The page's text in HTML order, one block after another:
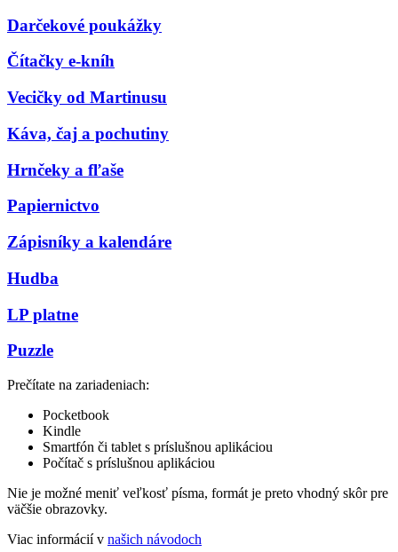
Darčekové poukážky
Čítačky e-kníh
Vecičky od Martinusu
Káva, čaj a pochutiny
Hrnčeky a fľaše
Papiernictvo
Zápisníky a kalendáre
Hudba
LP platne
Puzzle
Prečítate na zariadeniach:
Pocketbook
Kindle
Smartfón či tablet s príslušnou aplikáciou
Počítač s príslušnou aplikáciou
Nie je možné meniť veľkosť písma, formát je preto vhodný skôr pre
väčšie obrazovky.
Viac informácií v našich návodoch